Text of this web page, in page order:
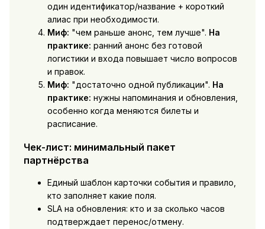
один идентификатор/название + короткий
алиас при необходимости.
Миф: "чем раньше анонс, тем лучше". На
практике: ранний анонс без готовой
логистики и входа повышает число вопросов
и правок.
Миф: "достаточно одной публикации". На
практике: нужны напоминания и обновления,
особенно когда меняются билеты и
расписание.
Чек-лист: минимальный пакет
партнёрства
Единый шаблон карточки события и правило,
кто заполняет какие поля.
SLA на обновления: кто и за сколько часов
подтверждает перенос/отмену.